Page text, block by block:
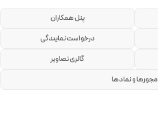
پنل همکاران
درخواست نمایندگی
گالری تصاویر
مجوزها و نمادها